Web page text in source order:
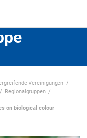
Vereinigungen
Regionalgruppen
on biological colour